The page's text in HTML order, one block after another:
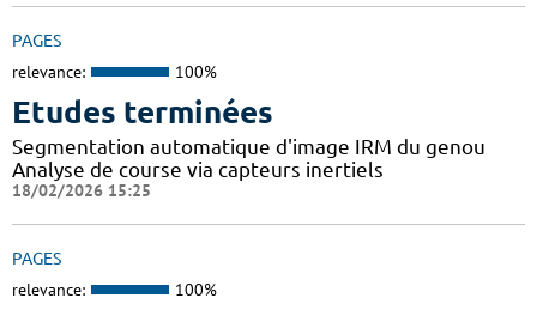
PAGES
relevance: 100%
Etudes terminées
Segmentation automatique d'image IRM du genou
Analyse de course via capteurs inertiels
18/02/2026 15:25
PAGES
relevance: 100%